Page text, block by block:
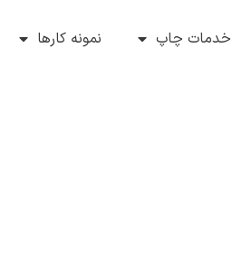
خدمات چاپ نمونه کارها